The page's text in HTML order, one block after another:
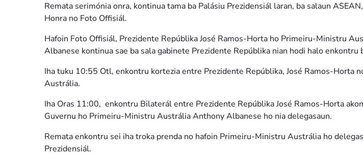
Remata serimónia onra, kontinua tama ba Palásiu Prezidensiál laran, ba salaun
Honra no Foto Offisiál.
Hafoin Foto Offisiál, Prezidente Repúblika José Ramos-Horta ho Primeiru-Ministru
Albanese kontinua sae ba sala gabinete Prezidente Repúblika nian hodi halo enkontru
Iha tuku 10:55 Otl, enkontru kortezia entre Prezidente Repúblika, José Ramos-Horta
Austrália.
Iha Oras 11:00, enkontru Bilaterál entre Prezidente Repúblika José Ramos-Horta
Guvernu ho Primeiru-Ministru Austrália Anthony Albanese ho nia delegasaun.
Remata enkontru sei iha troka prenda no hafoin Primeiru-Ministru Austrália ho
Prezidensiál.